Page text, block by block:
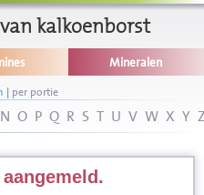
kalkoenborst
Mineralen
| per portie
N O P Q R S T U V W X Y